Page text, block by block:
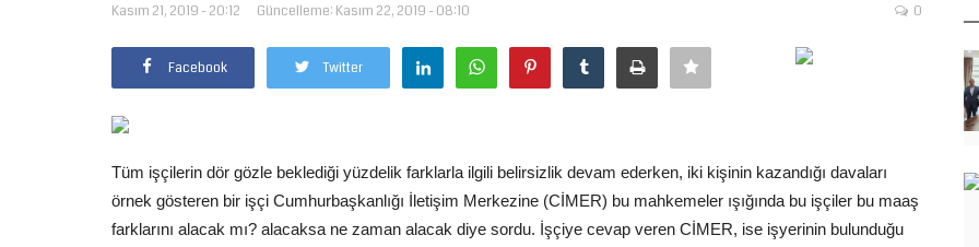
Kasım 21, 2019 - 20:12 Güncelleme: Kasım 22, 2019 - 08:10 0
Facebook Twitter
Tüm işçilerin dör gözle beklediği yüzdelik farklarla ilgili belirsizlik devam ederken, iki kişinin kazandığı davaları
örnek gösteren bir işçi Cumhurbaşkanlığı İletişim Merkezine (CİMER) bu mahkemeler ışığında bu işçiler bu maaş
farklarını alacak mı? alacaksa ne zaman alacak diye sordu. İşçiye cevap veren CİMER, ise işyerinin bulunduğu